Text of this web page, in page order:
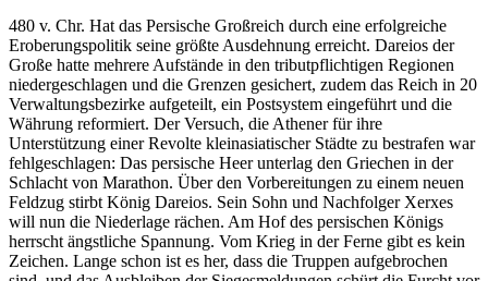
480 v. Chr. Hat das Persische Großreich durch eine erfolgreiche
Eroberungspolitik seine größte Ausdehnung erreicht. Dareios der
Große hatte mehrere Aufstände in den tributpflichtigen Regionen
niedergeschlagen und die Grenzen gesichert, zudem das Reich in 20
Verwaltungsbezirke aufgeteilt, ein Postsystem eingeführt und die
Währung reformiert. Der Versuch, die Athener für ihre
Unterstützung einer Revolte kleinasiatischer Städte zu bestrafen war
fehlgeschlagen: Das persische Heer unterlag den Griechen in der
Schlacht von Marathon. Über den Vorbereitungen zu einem neuen
Feldzug stirbt König Dareios. Sein Sohn und Nachfolger Xerxes
will nun die Niederlage rächen. Am Hof des persischen Königs
herrscht ängstliche Spannung. Vom Krieg in der Ferne gibt es kein
Zeichen. Lange schon ist es her, dass die Truppen aufgebrochen